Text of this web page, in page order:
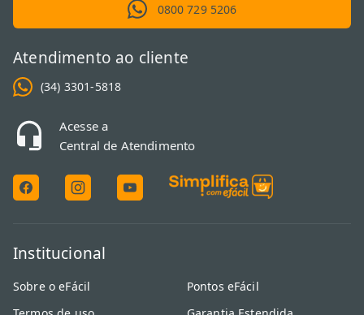
0800 729 5206
Atendimento ao cliente
(34) 3301-5818
Acesse a
Central de Atendimento
Institucional
Sobre o eFácil
Pontos eFácil